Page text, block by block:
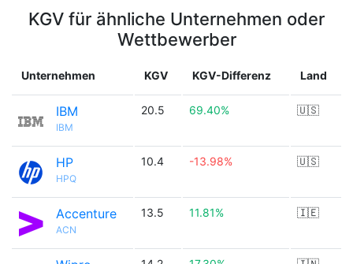
KGV für ähnliche Unternehmen oder
Wettbewerber
Unternehmen KGV KGV-Differenz Land
IBM
IBM
20.5 69.40% 🇺🇸
HP
HPQ
10.4 -13.98% 🇺🇸
Accenture
ACN
13.5 11.81% 🇮🇪